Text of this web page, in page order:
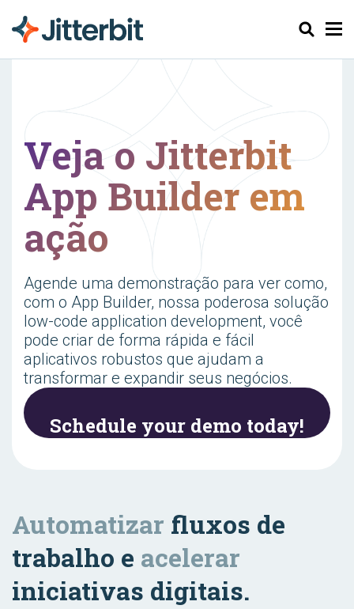
Pesquisar
Veja o Jitterbit
App Builder em
ação
Agende uma demonstração para ver como,
com o App Builder, nossa poderosa solução
low-code application development, você
pode criar de forma rápida e fácil
aplicativos robustos que ajudam a
transformar e expandir seus negócios.
Schedule your demo today!
Automatizar fluxos de
trabalho e acelerar
iniciativas digitais.